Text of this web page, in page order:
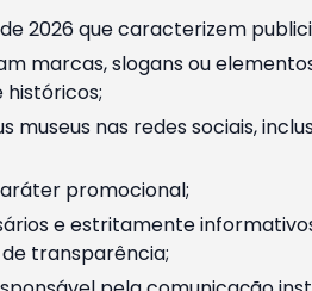
2026 que caracterizem
marcas, slogans ou
nas redes sociais,
promocional;
e estritamente
transparência;